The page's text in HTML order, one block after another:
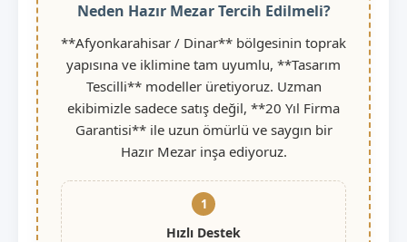
Neden Hazır Mezar Tercih Edilmeli?
**Afyonkarahisar / Dinar** bölgesinin toprak
yapısına ve iklimine tam uyumlu, **Tasarım
Tescilli** modeller üretiyoruz. Uzman
ekibimizle sadece satış değil, **20 Yıl Firma
Garantisi** ile uzun ömürlü ve saygın bir
Hazır Mezar inşa ediyoruz.
1
Hızlı Destek